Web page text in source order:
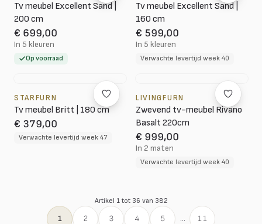
Tv meubel Excellent Sand |
200 cm
€ 699,00
In 5 kleuren
Op voorraad
Tv meubel Excellent Sand |
160 cm
€ 599,00
In 5 kleuren
Verwachte levertijd week 40
STARFURN
Tv meubel Britt | 180 cm
€ 379,00
Verwachte levertijd week 47
LIVINGFURN
Zwevend tv-meubel Rivano
Basalt 220cm
€ 999,00
In 2 maten
Verwachte levertijd week 40
Artikel 1 tot 36 van 382
1 2 3 4 5 ... 11